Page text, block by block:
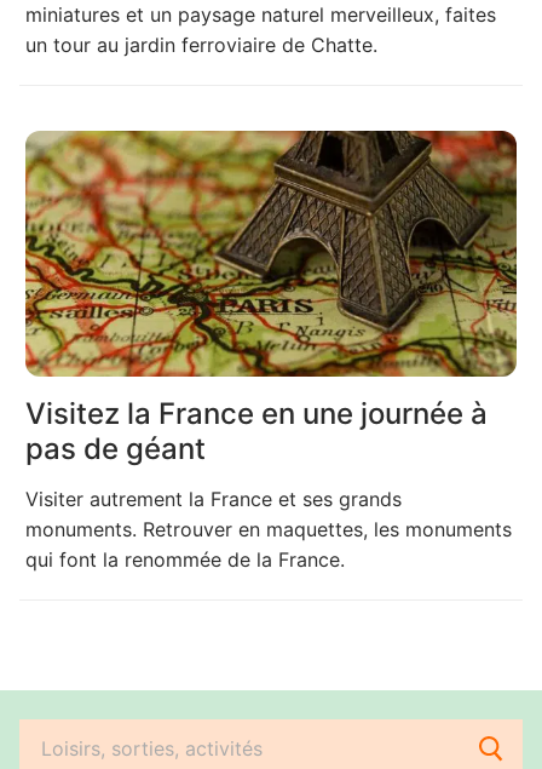
miniatures et un paysage naturel merveilleux, faites
un tour au jardin ferroviaire de Chatte.
Visitez la France en une journée à
pas de géant
Visiter autrement la France et ses grands
monuments. Retrouver en maquettes, les monuments
qui font la renommée de la France.
Rechercher